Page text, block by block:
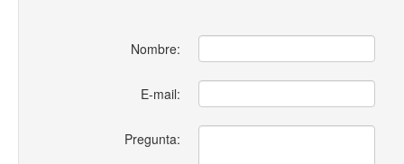
Nombre:
E-mail:
Pregunta: